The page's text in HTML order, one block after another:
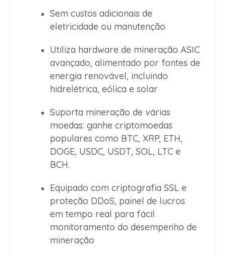
Sem custos adicionais de
eletricidade ou manutenção
Utiliza hardware de mineração ASIC
avançado, alimentado por fontes de
energia renovável, incluindo
hidrelétrica, eólica e solar
Suporta mineração de várias
moedas: ganhe criptomoedas
populares como BTC, XRP, ETH,
DOGE, USDC, USDT, SOL, LTC e
BCH.
Equipado com criptografia SSL e
proteção DDoS, painel de lucros
em tempo real para fácil
monitoramento do desempenho de
mineração